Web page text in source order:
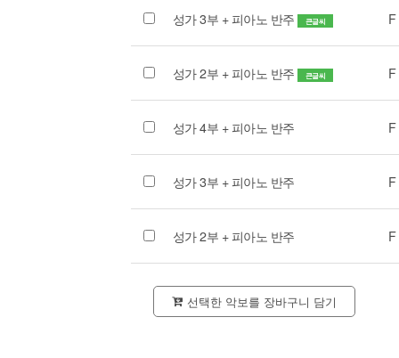
성가 3부 + 피아노 반주 큰글씨
성가 2부 + 피아노 반주 큰글씨
성가 4부 + 피아노 반주
성가 3부 + 피아노 반주
성가 2부 + 피아노 반주
선택한 악보를 장바구니 담기